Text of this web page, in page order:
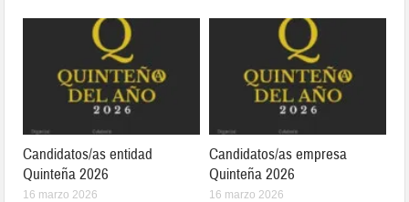
Candidatos/as entidad
Quinteña 2026
16 marzo 2026
Candidatos/as empresa
Quinteña 2026
16 marzo 2026